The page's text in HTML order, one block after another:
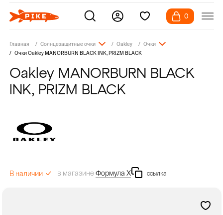
0
Главная Солнцезащитные очки Oakley
Очки
Очки Oakley MANORBURN BLACK INK, PRIZM BLACK
Oakley MANORBURN BLACK
INK, PRIZM BLACK
В наличии в магазинеФормула Х ссылка